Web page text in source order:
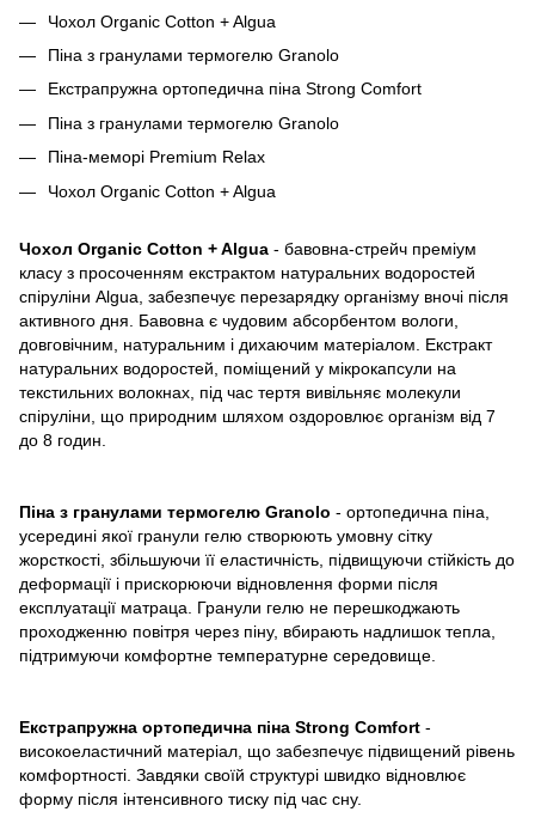
Чохол Organic Cotton + Algua
Піна з гранулами термогелю Granolo
Екстрапружна ортопедична піна Strong Comfort
Піна з гранулами термогелю Granolo
Піна-меморі Premium Relax
Чохол Organic Cotton + Algua
Чохол Organic Cotton + Algua - бавовна-стрейч преміум
класу з просоченням екстрактом натуральних водоростей
спіруліни Algua, забезпечує перезарядку організму вночі після
активного дня. Бавовна є чудовим абсорбентом вологи,
довговічним, натуральним і дихаючим матеріалом. Екстракт
натуральних водоростей, поміщений у мікрокапсули на
текстильних волокнах, під час тертя вивільняє молекули
спіруліни, що природним шляхом оздоровлює організм від 7
до 8 годин.
Піна з гранулами термогелю Granolo - ортопедична піна,
усередині якої гранули гелю створюють умовну сітку
жорсткості, збільшуючи її еластичність, підвищуючи стійкість до
деформації і прискорюючи відновлення форми після
експлуатації матраца. Гранули гелю не перешкоджають
проходженню повітря через піну, вбирають надлишок тепла,
підтримуючи комфортне температурне середовище.
Екстрапружна ортопедична піна Strong Comfort -
високоеластичний матеріал, що забезпечує підвищений рівень
комфортності. Завдяки своїй структурі швидко відновлює
форму після інтенсивного тиску під час сну.